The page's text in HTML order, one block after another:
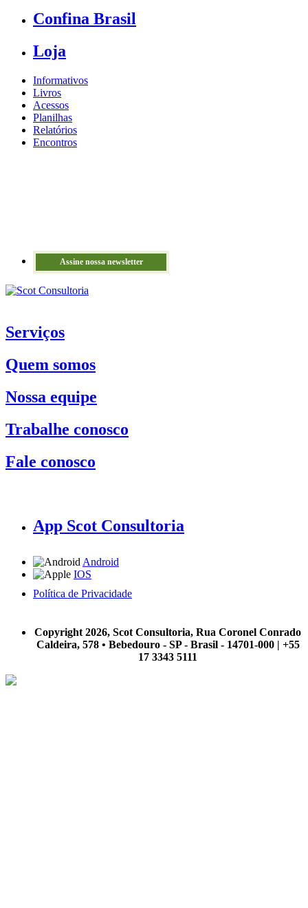
Confina Brasil
Loja
Informativos
Livros
Acessos
Planilhas
Relatórios
Encontros
Assine nossa newsletter
Serviços
Quem somos
Nossa equipe
Trabalhe conosco
Fale conosco
App Scot Consultoria
Android
IOS
Política de Privacidade
Copyright 2026, Scot Consultoria, Rua Coronel Conrado
Caldeira, 578 • Bebedouro - SP - Brasil - 14701-000 | +55
17 3343 5111